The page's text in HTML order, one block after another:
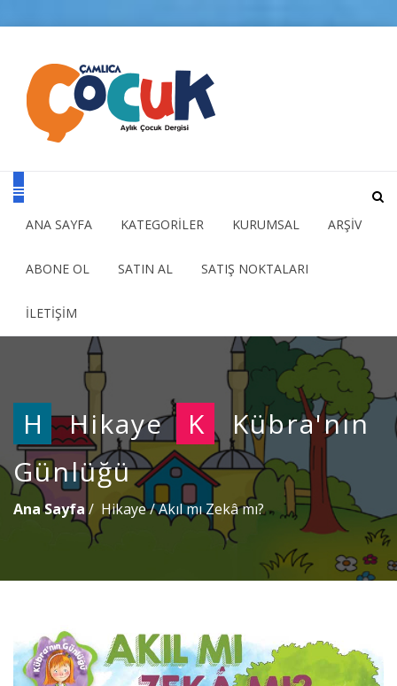
ANA SAYFA KATEGORİLER KURUMSAL ARŞİV
ABONE OL SATIN AL SATIŞ NOKTALARI
İLETİŞİM
H Hikaye K
Kübra'nın
Günlüğü
Ana Sayfa Hikaye/Akıl mı Zekâ mı?